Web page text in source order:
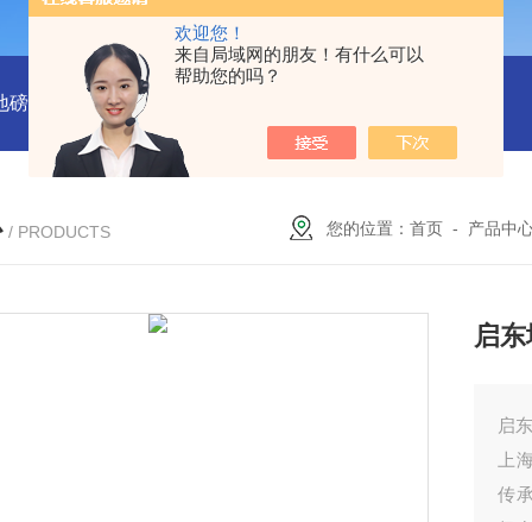
欢迎您！
来自局域网的朋友！有什么可以
帮助您的吗？
磅多少钱？
SCS-18米120吨温岭装一台16米100吨地磅多少
/ PRODUCTS 您的位置：首页 - 产品中
启
启
上
传